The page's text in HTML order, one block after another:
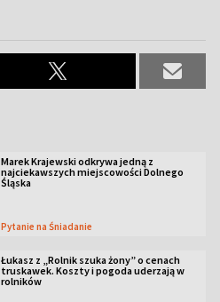
Marek Krajewski odkrywa jedną z
najciekawszych miejscowości Dolnego
Śląska
Pytanie na Śniadanie
Łukasz z „Rolnik szuka żony” o cenach
truskawek. Koszty i pogoda uderzają w
rolników